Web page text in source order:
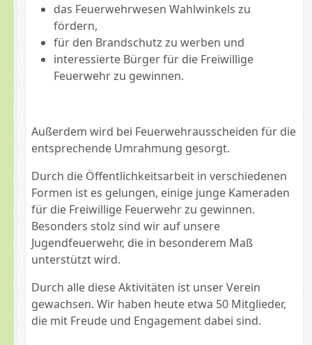
das Feuerwehrwesen Wahlwinkels zu
fördern,
für den Brandschutz zu werben und
interessierte Bürger für die Freiwillige
Feuerwehr zu gewinnen.
Außerdem wird bei Feuerwehrausscheiden für die
entsprechende Umrahmung gesorgt.
Durch die Öffentlichkeitsarbeit in verschiedenen
Formen ist es gelungen, einige junge Kameraden
für die Freiwillige Feuerwehr zu gewinnen.
Besonders stolz sind wir auf unsere
Jugendfeuerwehr, die in besonderem Maß
unterstützt wird.
Durch alle diese Aktivitäten ist unser Verein
gewachsen. Wir haben heute etwa 50 Mitglieder,
die mit Freude und Engagement dabei sind.